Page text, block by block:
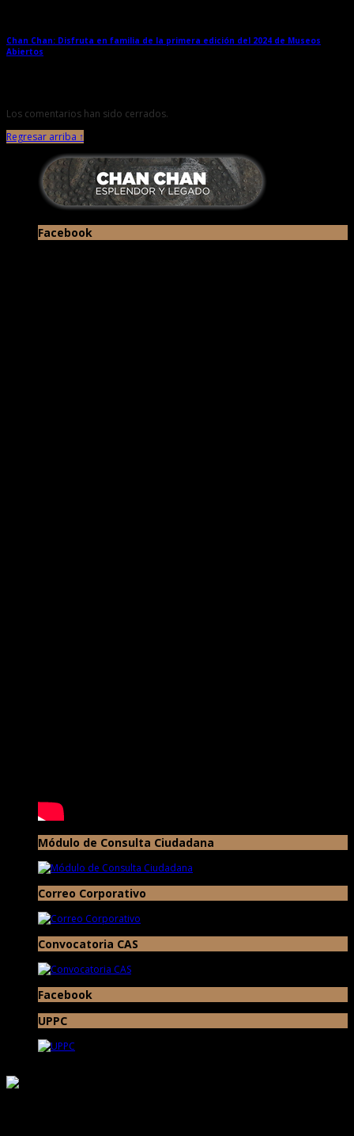
Chan Chan: Disfruta en familia de la primera edición del 2024 de Museos
Abiertos
Los comentarios han sido cerrados.
Regresar arriba ↑
Facebook
Módulo de Consulta Ciudadana
Correo Corporativo
Convocatoria CAS
Facebook
UPPC